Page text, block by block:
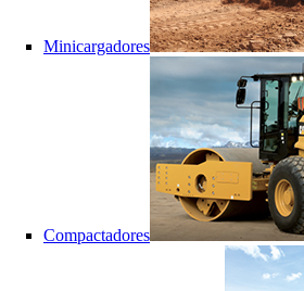
Minicargadores
Compactadores